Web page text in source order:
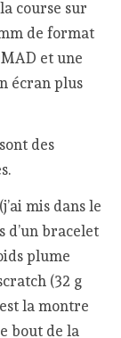
course sur
de format
et une
écran plus
des
mis dans le
d’un bracelet
plume
(32 g
la montre
bout de la